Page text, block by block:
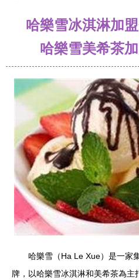
哈樂雪冰淇淋加
哈樂雪美希茶
哈樂雪（Ha Le Xue）是一家
牌，以哈樂雪冰淇淋和美希茶為